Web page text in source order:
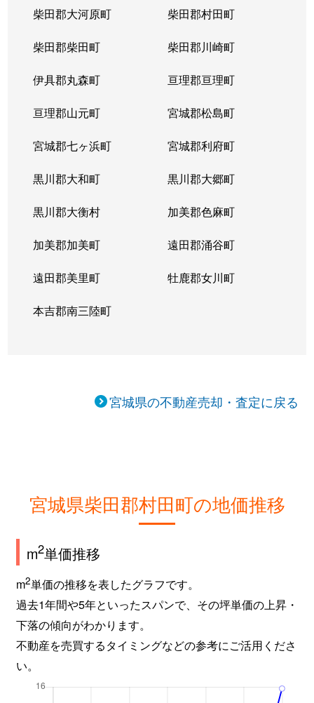
柴田郡大河原町 柴田郡村田町
柴田郡柴田町 柴田郡川崎町
伊具郡丸森町 亘理郡亘理町
亘理郡山元町 宮城郡松島町
宮城郡七ヶ浜町 宮城郡利府町
黒川郡大和町 黒川郡大郷町
黒川郡大衡村 加美郡色麻町
加美郡加美町 遠田郡涌谷町
遠田郡美里町 牡鹿郡女川町
本吉郡南三陸町
宮城県の不動産売却・査定に戻る
宮城県柴田郡村田町の地価推移
m2単価推移
m2単価の推移を表したグラフです。
過去1年間や5年といったスパンで、その坪単価の上昇・
下落の傾向がわかります。
不動産を売買するタイミングなどの参考にご活用くださ
い。